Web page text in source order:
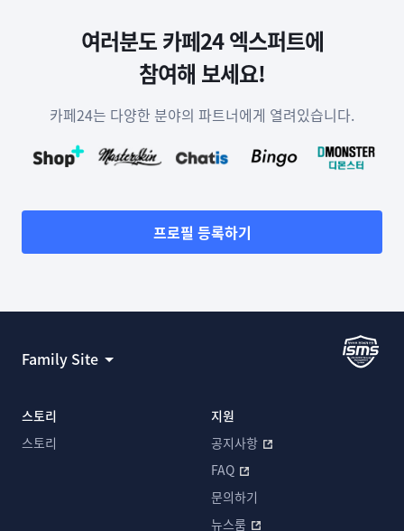
여러분도 카페24 엑스퍼트에
참여해 보세요!
카페24는 다양한 분야의 파트너에게 열려있습니다.
프로필 등록하기
Family Site
스토리
스토리
지원
공지사항
FAQ
문의하기
뉴스룸